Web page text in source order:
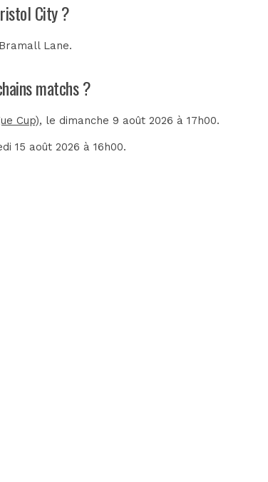
City ?
Bramall Lane.
matchs ?
Cup), le dimanche 9 août 2026 à 17h00.
15 août 2026 à 16h00.